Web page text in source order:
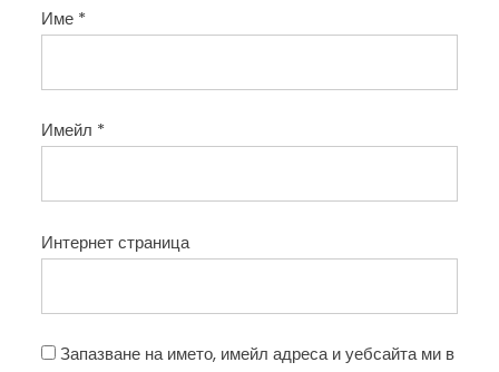
Име *
Имейл *
Интернет страница
Запазване на името, имейл адреса и уебсайта ми в